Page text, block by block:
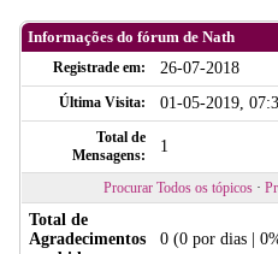
Informações do fórum de Nath
Registrade em: 26-07-2018
Última Visita: 01-05-2019,
Total de
Mensagens:
1
Procurar Todos os tópicos ·
Total de
Agradecimentos
0 (0 por dias |